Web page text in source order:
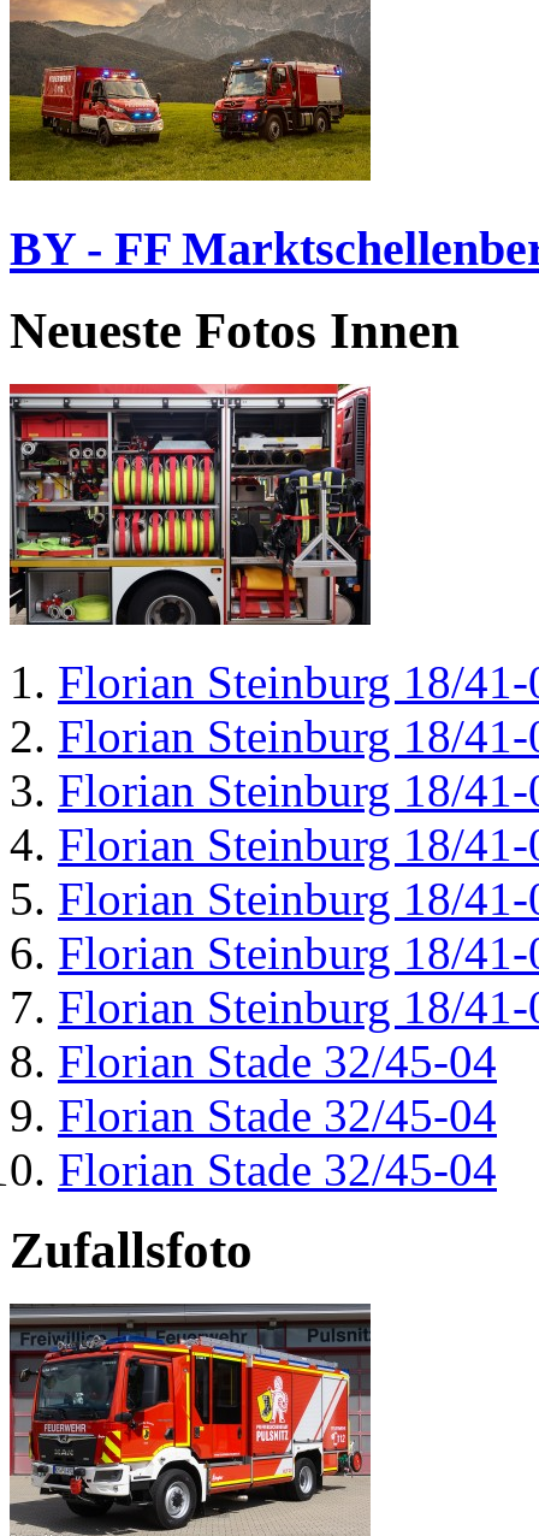
BY - FF
Neueste Fotos Innen
Florian Steinburg 18/41-
Florian Steinburg 18/41-
Florian Steinburg 18/41-
Florian Steinburg 18/41-
Florian Steinburg 18/41-
Florian Steinburg 18/41-
Florian Steinburg 18/41-
Florian Stade 32/45-04
Florian Stade 32/45-04
Florian Stade 32/45-04
Zufallsfoto